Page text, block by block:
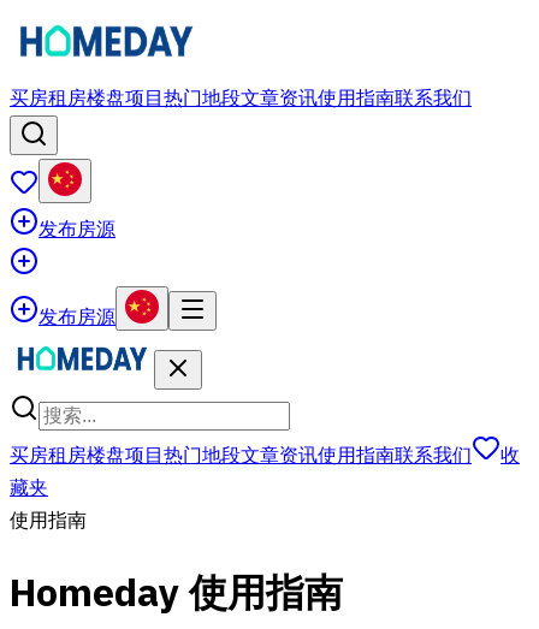
买房租房楼盘项目热门地段文章资讯使用指南联系我们
发布房源
发布房源
买房租房楼盘项目热门地段文章资讯使用指南联系我们
收
藏夹
使用指南
Homeday 使用指南